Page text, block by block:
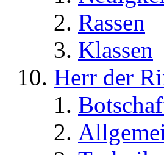
Rassen
Klassen
Herr der